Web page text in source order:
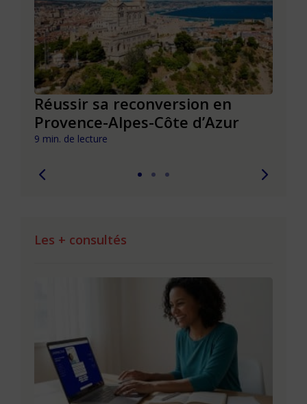
Réussir sa reconversion en
Provence-Alpes-Côte d’Azur
9 min. de lecture
Les + consultés